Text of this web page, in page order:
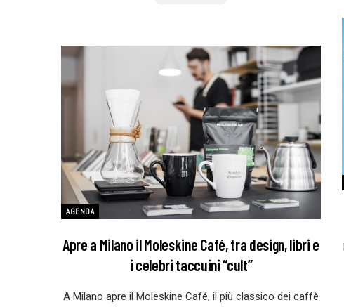
AGENDA
Apre a Milano il Moleskine Café, tra design, libri e
i celebri taccuini “cult”
A Milano apre il Moleskine Café, il più classico dei caffè